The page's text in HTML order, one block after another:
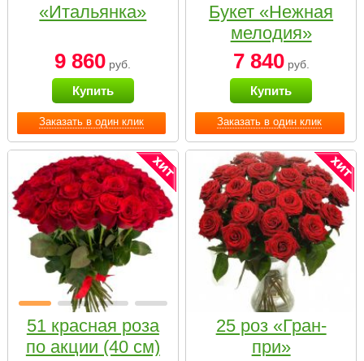
Заказать в один клик
«Итальянка»
9 860 руб.
Купить
Заказать в один клик
Букет «Нежная
мелодия»
7 840руб.
Купить
51 красная роза
по акции (40 см)
25 роз «Гран-
при»